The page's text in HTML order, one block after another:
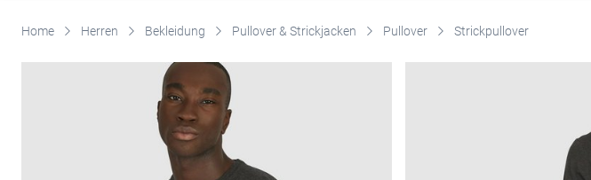
Home Herren Bekleidung Pullover & Strickjacken Pullover Strickpullover